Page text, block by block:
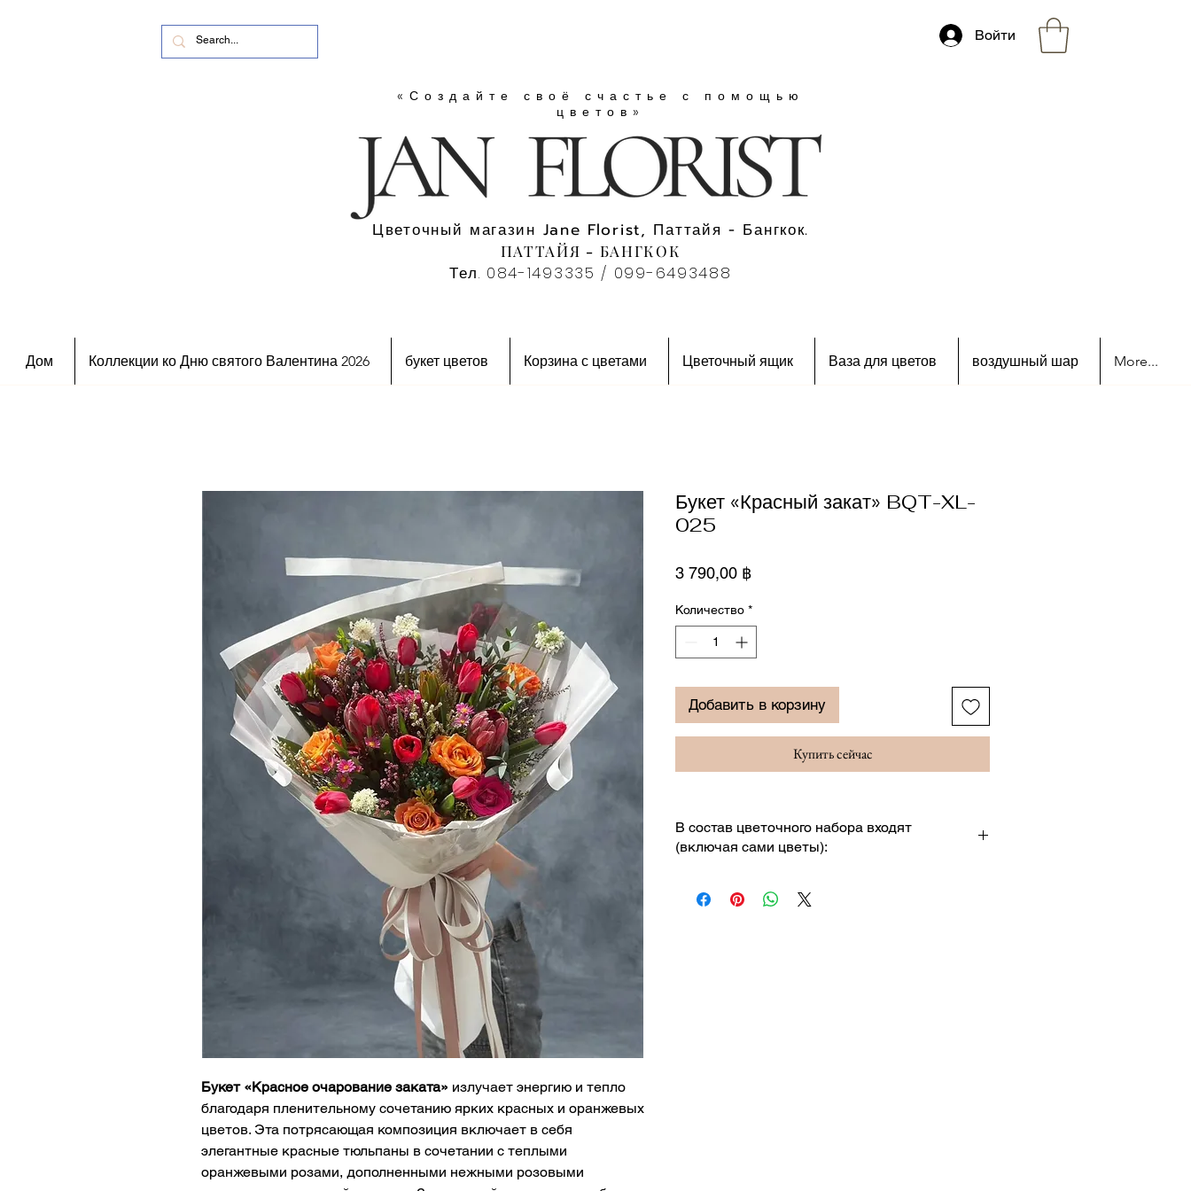
Войти
«Создайте своё счастье с помощью
цветов»
Цветочный магазин Jane Florist, Паттайя - Бангкок.
ПАТТАЙЯ - БАНГКОК
Тел. 084-1493335 / 099-6493488
Дом Коллекции ко Дню святого Валентина 2026 букет цветов Корзина с цветами Цветочный ящик Ваза для цветов воздушный шар More...
Букет «Красное очарование заката» излучает энергию и тепло
благодаря пленительному сочетанию ярких красных и оранжевых
цветов. Эта потрясающая композиция включает в себя
элегантные красные тюльпаны в сочетании с теплыми
оранжевыми розами, дополненными нежными розовыми
Букет «Красный закат» BQT-XL-
025
3 790,00 ฿Цена
Количество *
Добавить в корзину
Купить сейчас
В состав цветочного набора входят
(включая сами цветы):
Оранжевыерозы